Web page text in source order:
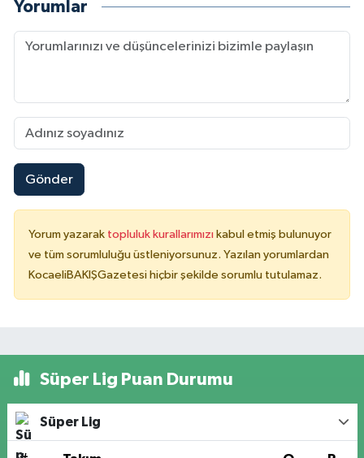
Yorumlar
Gönder
Yorum yazarak topluluk kurallarımızı kabul etmiş bulunuyor
ve tüm sorumluluğu üstleniyorsunuz. Yazılan yorumlardan
KocaeliBAKIŞGazetesi hiçbir şekilde sorumlu tutulamaz.
Süper Lig Puan Durumu
Süper Lig